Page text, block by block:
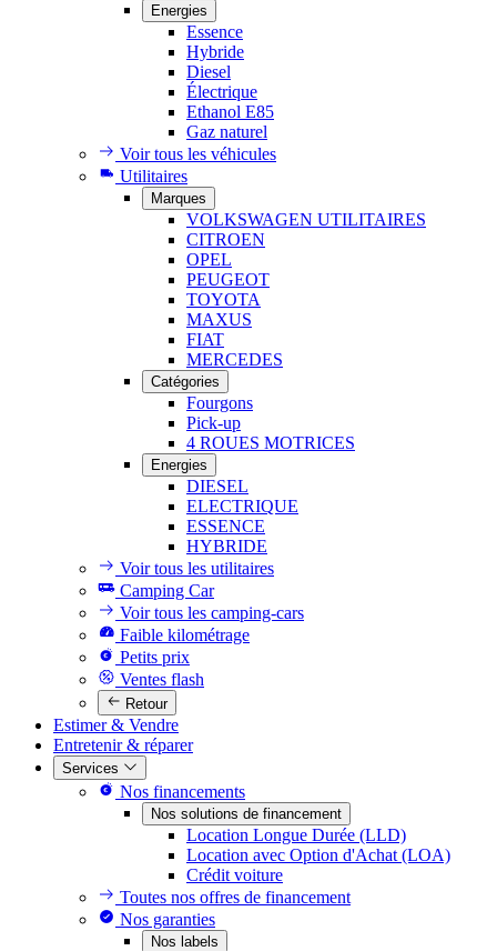
Energies
Essence
Hybride
Diesel
Électrique
Ethanol E85
Gaz naturel
Voir tous les véhicules
Utilitaires
Marques
VOLKSWAGEN UTILITAIRES
CITROEN
OPEL
PEUGEOT
TOYOTA
MAXUS
FIAT
MERCEDES
Catégories
Fourgons
Pick-up
4 ROUES MOTRICES
Energies
DIESEL
ELECTRIQUE
ESSENCE
HYBRIDE
Voir tous les utilitaires
Camping Car
Voir tous les camping-cars
Faible kilométrage
Petits prix
Ventes flash
Retour
Estimer & Vendre
Entretenir & réparer
Services
Nos financements
Nos solutions de financement
Location Longue Durée (LLD)
Location avec Option d'Achat (LOA)
Crédit voiture
Toutes nos offres de financement
Nos garanties
Nos labels